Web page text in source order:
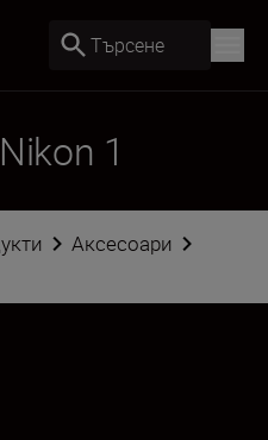
Търсене
1
Аксесоари